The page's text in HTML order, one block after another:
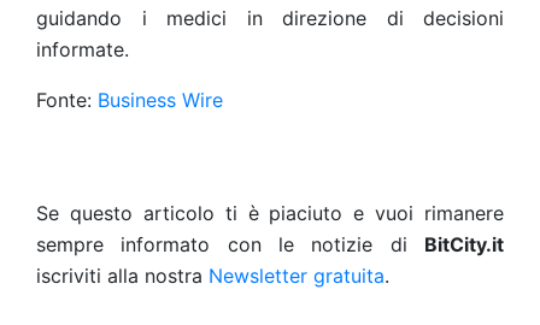
guidando i medici in direzione di decisioni
informate.
Fonte: Business Wire
Se questo articolo ti è piaciuto e vuoi rimanere
sempre informato con le notizie di BitCity.it
iscriviti alla nostra Newsletter gratuita.